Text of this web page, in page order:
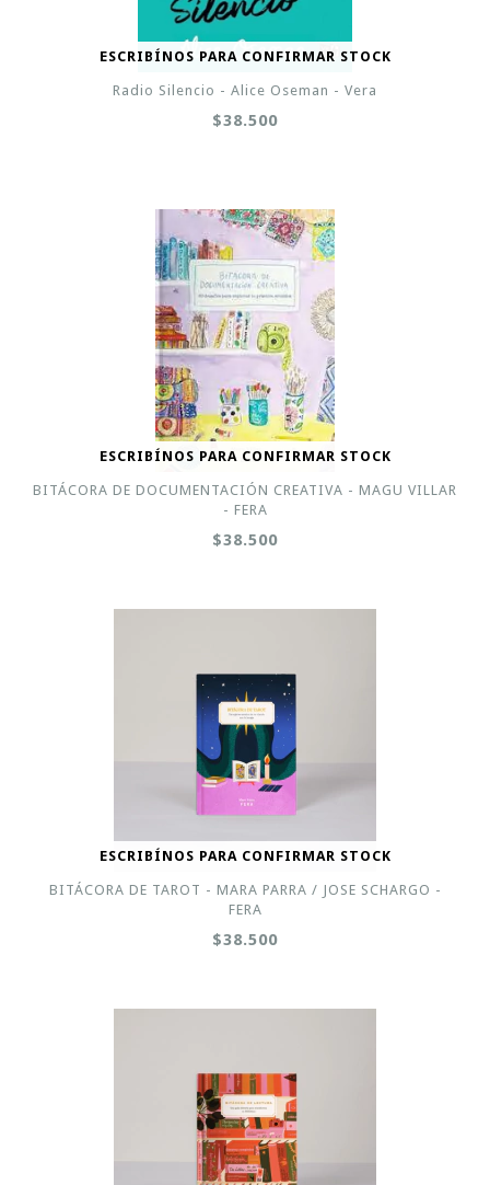
ESCRIBÍNOS PARA CONFIRMAR STOCK
Radio Silencio - Alice Oseman - Vera
$38.500
ESCRIBÍNOS PARA CONFIRMAR STOCK
BITÁCORA DE DOCUMENTACIÓN CREATIVA - MAGU VILLAR
- FERA
$38.500
ESCRIBÍNOS PARA CONFIRMAR STOCK
BITÁCORA DE TAROT - MARA PARRA / JOSE SCHARGO -
FERA
$38.500